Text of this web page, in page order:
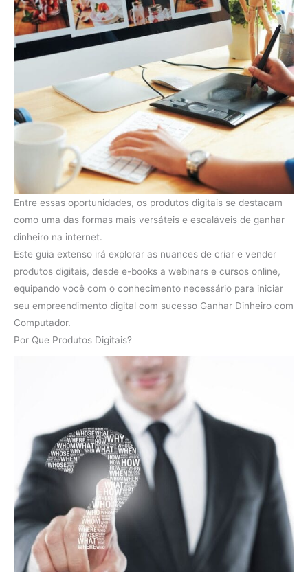
Entre essas oportunidades, os produtos digitais se destacam
como uma das formas mais versáteis e escaláveis de ganhar
dinheiro na internet.
Este guia extenso irá explorar as nuances de criar e vender
produtos digitais, desde e-books a webinars e cursos online,
equipando você com o conhecimento necessário para iniciar
seu empreendimento digital com sucesso Ganhar Dinheiro com
Computador.
Por Que Produtos Digitais?